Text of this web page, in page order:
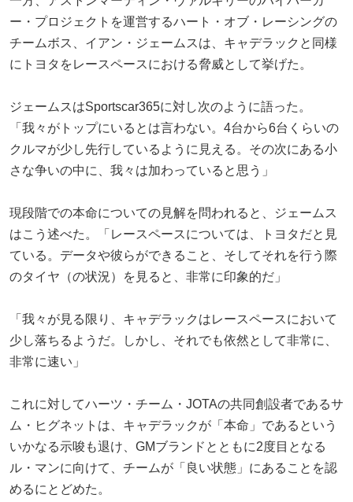
ー・プロジェクトを運営するハート・オブ・レーシングの
チームボス、イアン・ジェームスは、キャデラックと同様
にトヨタをレースペースにおける脅威として挙げた。
ジェームスはSportscar365に対し次のように語った。
「我々がトップにいるとは言わない。4台から6台くらいの
クルマが少し先行しているように見える。その次にある小
さな争いの中に、我々は加わっていると思う」
現段階での本命についての見解を問われると、ジェームス
はこう述べた。「レースペースについては、トヨタだと見
ている。データや彼らができること、そしてそれを行う際
のタイヤ（の状況）を見ると、非常に印象的だ」
「我々が見る限り、キャデラックはレースペースにおいて
少し落ちるようだ。しかし、それでも依然として非常に、
非常に速い」
これに対してハーツ・チーム・JOTAの共同創設者であるサ
ム・ヒグネットは、キャデラックが「本命」であるという
いかなる示唆も退け、GMブランドとともに2度目となる
ル・マンに向けて、チームが「良い状態」にあることを認
めるにとどめた。